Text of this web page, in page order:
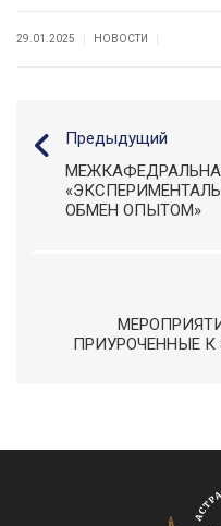
29.01.2025 НОВОСТИ
Предыдущий
ОБМЕН ОПЫТОМ»
ПРИУРОЧЕННЫЕ